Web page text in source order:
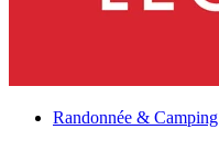
Randonnée & Camping